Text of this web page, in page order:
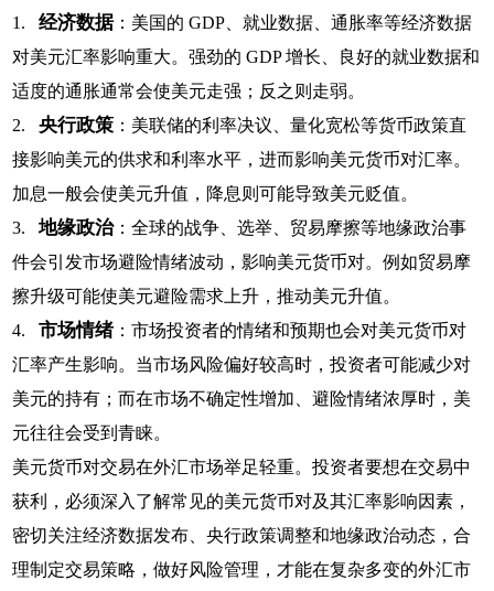
1.经济数据：美国的 GDP、就业数据、通胀率等经济数据
对美元汇率影响重大。强劲的 GDP 增长、良好的就业数据和
适度的通胀通常会使美元走强；反之则走弱。
2.央行政策 ：美联储的利率决议、量化宽松等货币政策直
接影响美元的供求和利率水平，进而影响美元货币对汇率。
加息一般会使美元升值，降息则可能导致美元贬值。
3.地缘政治：全球的战争、选举、贸易摩擦等地缘政治事
件会引发市场避险情绪波动，影响美元货币对。例如贸易摩
擦升级可能使美元避险需求上升，推动美元升值。
4.市场情绪 ：市场投资者的情绪和预期也会对美元货币对
汇率产生影响。当市场风险偏好较高时，投资者可能减少对
美元的持有；而在市场不确定性增加、避险情绪浓厚时，美
元往往会受到青睐。
美元货币对交易在外汇市场举足轻重。投资者要想在交易中
获利，必须深入了解常见的美元货币对及其汇率影响因素，
密切关注经济数据发布、央行政策调整和地缘政治动态，合
理制定交易策略，做好风险管理，才能在复杂多变的外汇市